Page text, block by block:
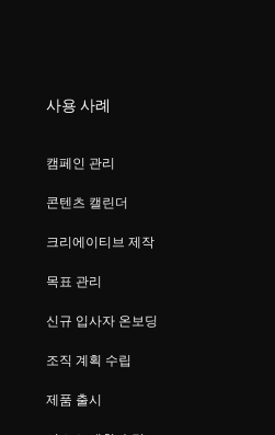
사용 사례
캠페인 관리
콘텐츠 캘린더
크리에이티브 제작
목표 관리
신규 입사자 온보딩
조직 계획 수립
제품 출시